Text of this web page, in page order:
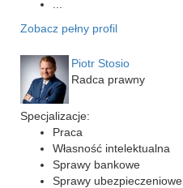
Zobacz pełny profil
Piotr Stosio
Radca prawny
Specjalizacje:
Praca
Własność intelektualna
Sprawy bankowe
Sprawy ubezpieczeniowe